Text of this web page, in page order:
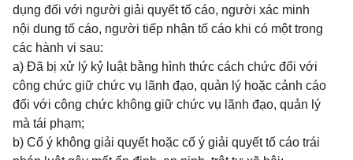
dụng đối với người giải quyết tố cáo, người xác minh
nội dung tố cáo, người tiếp nhận tố cáo khi có một trong
các hành vi sau:
a) Đã bị xử lý kỷ luật bằng hình thức cách chức đối với
công chức giữ chức vụ lãnh đạo, quản lý hoặc cảnh cáo
đối với công chức không giữ chức vụ lãnh đạo, quản lý
mà tái phạm;
b) Cố ý không giải quyết hoặc cố ý giải quyết tố cáo trái